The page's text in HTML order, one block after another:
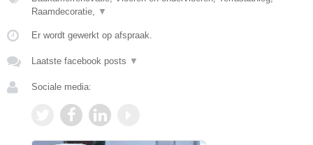
Raamdecoratie, ▼
Er wordt gewerkt op afspraak.
Laatste facebook posts ▼
Sociale media: